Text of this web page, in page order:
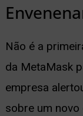
Não é a
da MetaMask
empresa
sobre um novo